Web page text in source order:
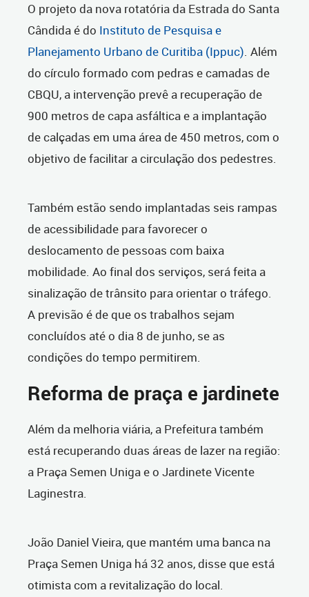
O projeto da nova rotatória da Estrada do Santa
Cândida é do Instituto de Pesquisa e
Planejamento Urbano de Curitiba (Ippuc). Além
do círculo formado com pedras e camadas de
CBQU, a intervenção prevê a recuperação de
900 metros de capa asfáltica e a implantação
de calçadas em uma área de 450 metros, com o
objetivo de facilitar a circulação dos pedestres.
Também estão sendo implantadas seis rampas
de acessibilidade para favorecer o
deslocamento de pessoas com baixa
mobilidade. Ao final dos serviços, será feita a
sinalização de trânsito para orientar o tráfego.
A previsão é de que os trabalhos sejam
concluídos até o dia 8 de junho, se as
condições do tempo permitirem.
Reforma de praça e jardinete
Além da melhoria viária, a Prefeitura também
está recuperando duas áreas de lazer na região:
a Praça Semen Uniga e o Jardinete Vicente
Laginestra.
João Daniel Vieira, que mantém uma banca na
Praça Semen Uniga há 32 anos, disse que está
otimista com a revitalização do local.